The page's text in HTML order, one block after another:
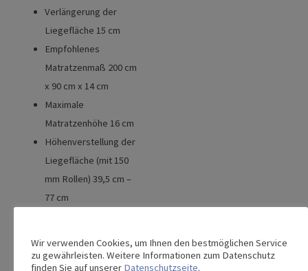
Verlängerung der
Liegefläche 15 cm
Empfohlenes
Matratzenmaß 200 cm
x 90 cm x 14 cm
Maximale
Matratzenhöhe 16 cm
Höhenverstellung der
Liegefläche (mit 150
mm Rollen) 39,5 cm –
77 cm
Maximaler WInkel der
Wir verwenden Cookies, um Ihnen den bestmöglichen Service
zu gewährleisten. Weitere Informationen zum Datenschutz
finden Sie auf unserer Datenschutzseite.